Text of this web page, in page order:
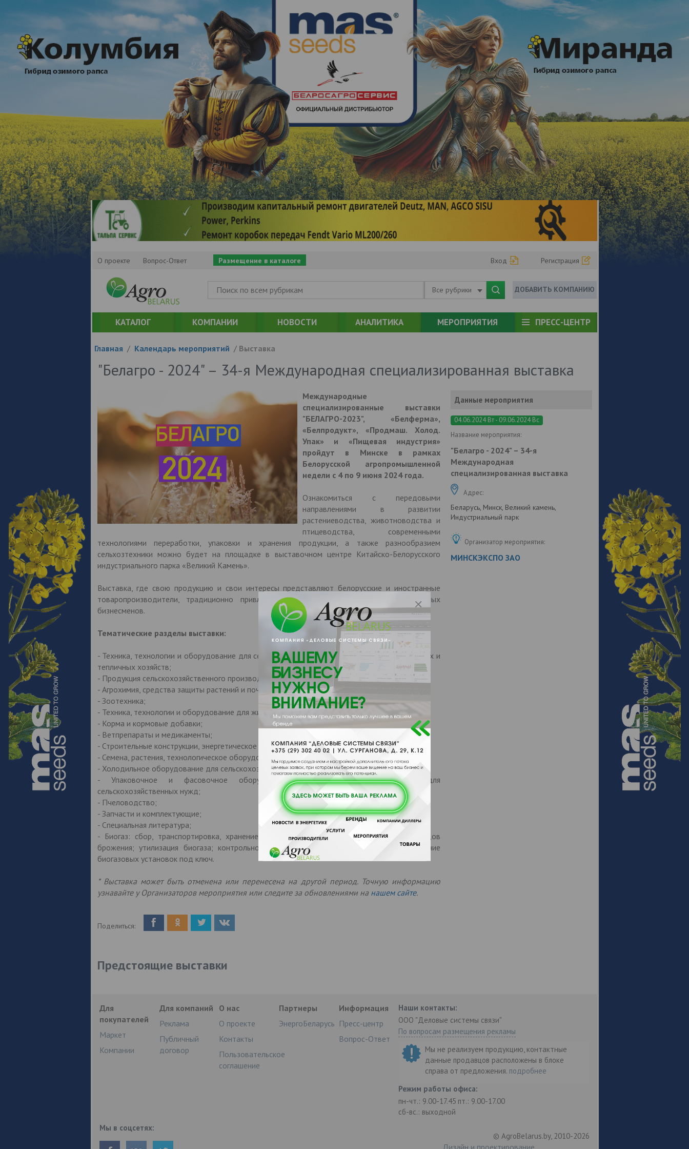
О проекте Вопрос-Ответ Размещение в каталоге Вход Регистрация
Все рубрики ДОБАВИТЬ КОМПАНИЮ
КАТАЛОГ КОМПАНИИ НОВОСТИ АНАЛИТИКА МЕРОПРИЯТИЯ ПРЕСС-ЦЕНТР
Главная / Календарь мероприятий / Выставка
"Белагро - 2024" – 34-я Международная специализированная выставка
Данные мероприятия
04.06.2024 Вт - 09.06.2024 Вс
Название мероприятия:
"Белагро - 2024" – 34-я
Международная
специализированная выставка
Адрес:
Беларусь, Минск, Великий камень,
Индустриальный парк
Организатор мероприятия:
МИНСКЭКСПО ЗАО
Международные
специализированные выставки
"БЕЛАГРО-2023", «Белферма»,
«Белпродукт», «Продмаш. Холод.
Упак» и «Пищевая индустрия»
пройдут в Минске в рамках
Белорусской агропромышленной
недели с 4 по 9 июня 2024 года.
Ознакомиться с передовыми
направлениями в развитии
растениеводства, животноводства и
птицеводства, современными
технологиями переработки, упаковки и хранения продукции, а также разнообразием
сельхозтехники можно будет на площадке в выставочном центре Китайско-Белорусского
индустриального парка «Великий Камень».
Выставка, где свою продукцию и свои интересы представляют белорусские и иностранные
товаропроизводители, традиционно привлекая внимание отечественных и зарубежных
бизнесменов.
Тематические разделы выставки:
- Техника, технологии и оборудование для сельскохозяйственного производства,фермерских и
тепличных хозяйств;
- Продукция сельскохозяйственного производства, продукты питания;
- Агрохимия, средства защиты растений и почв;
- Зоотехника;
- Техника, технологии и оборудование для животноводства и птицеводства;
- Корма и кормовые добавки;
- Ветпрепараты и медикаменты;
- Строительные конструкции, энергетическое оборудование, программное обеспечение;
- Семена, растения, технологическое оборудование для переработки зерновых;
- Холодильное оборудование для сельскохозяйственных нужд;
- Упаковочное и фасовочное оборудование, материалы, тара, этикетки для
сельскохозяйственных нужд;
- Пчеловодство;
- Запчасти и комплектующие;
- Специальная литература;
- Биогаз: сбор, транспортировка, хранение, обработка; брожение, использование отходов
брожения; утилизация биогаза; контрольно-измерительные приборы (биогаз); изготовление
биогазовых установок под ключ.
* Выставка может быть отменена или перенесена на другой период. Точную информацию
узнавайте у Организаторов мероприятия или следите за обновлениями на нашем сайте.
Поделиться:
Предстоящие выставки
Для
покупателей
Маркет
Компании
Для компаний
Реклама
Публичный
договор
О нас
О проекте
Контакты
Пользовательское
соглашение
Партнеры
ЭнергоБеларусь
Информация
Пресс-центр
Вопрос-Ответ
Наши контакты:
ООО "Деловые системы связи"
По вопросам размещения рекламы
Мы не реализуем продукцию, контактные
данные продавцов расположены в блоке
справа от предложения. подробнее
Режим работы офиса:
пн-чт.: 9.00-17.45 пт.: 9.00-17.00
сб-вс.: выходной
Мы в соцсетях:
© AgroBelarus.by, 2010-2026
Дизайн и проектирование